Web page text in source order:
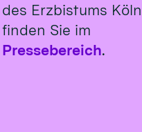
des Erzbistums Köln
finden Sie im
Pressebereich.